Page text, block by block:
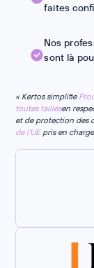
faites
Nos
sont là
« Kertos simplifie
toutes taillesen
et de protection des
de l'UEpris en